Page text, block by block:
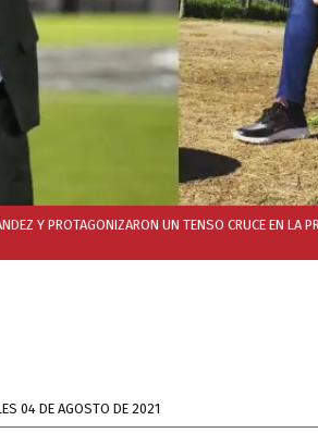
Y PROTAGONIZARON UN TENSO CRUCE EN LA
04 DE AGOSTO DE 2021